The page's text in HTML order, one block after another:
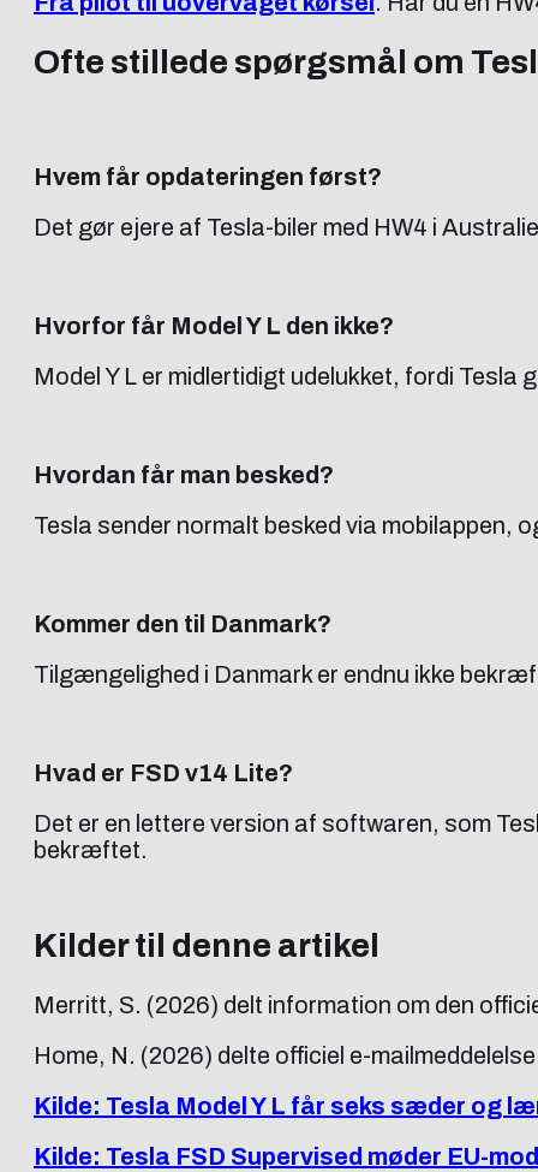
Ofte stillede spørgsmål om
Hvem får opdateringen først?
Det gør ejere af Tesla-biler med HW4 i
Hvorfor får Model Y L den ikke?
Model Y L er midlertidigt udelukket, fordi
Hvordan får man besked?
Tesla sender normalt besked via mobilappen,
Kommer den til Danmark?
Tilgængelighed i Danmark er endnu ikke
Hvad er FSD v14 Lite?
Det er en lettere version af softwaren, som
bekræftet.
Kilder til denne artikel
Merritt, S. (2026) delt information om den
Home, N. (2026) delte officiel e-
Kilde: Tesla Model Y L får seks sæder og
Kilde: Tesla FSD Supervised møder EU-